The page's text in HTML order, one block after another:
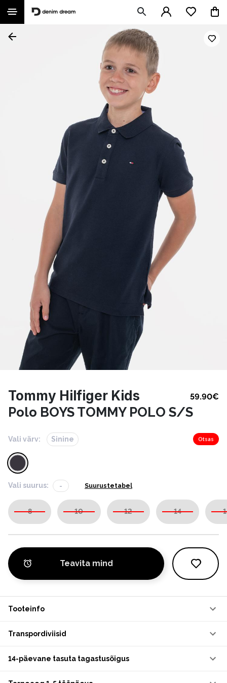
Tommy Hilfiger Kids 59.90€
Polo BOYS TOMMY POLO S/S
Vali värv: Sinine Otsas
Vali suurus: - Suurustetabel
8 10 12 14
Teavita mind
Tooteinfo
Transpordiviisid
14-päevane tasuta tagastusõigus